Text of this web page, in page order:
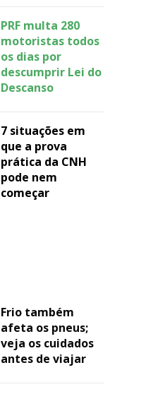
PRF multa 280
motoristas todos
os dias por
descumprir Lei do
Descanso
7 situações em
que a prova
prática da CNH
pode nem
começar
Frio também
afeta os pneus;
veja os cuidados
antes de viajar